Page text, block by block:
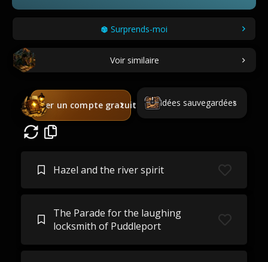
Surprends-moi
Voir similaire
Créer un compte gratuit Idées sauvegardées
Hazel and the river spirit
The Parade for the laughing
locksmith of Puddleport